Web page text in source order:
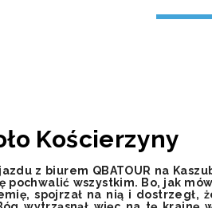
Kościerzyny
z biurem QBATOUR na
wszystkim. Bo, jak
spojrzał na nią i dostrzegł,